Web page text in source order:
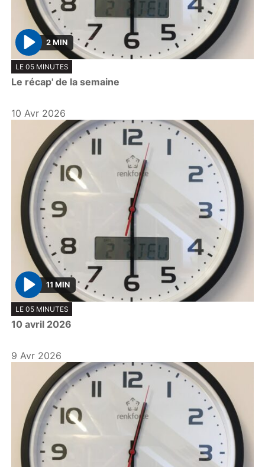
P
l
a
2 MIN
LE 05 MINUTES
Le récap' de la semaine
10 Avr 2026
P
l
a
11 MIN
LE 05 MINUTES
10 avril 2026
9 Avr 2026